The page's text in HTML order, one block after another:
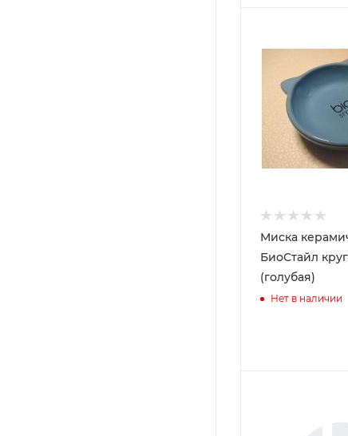
Миска
БиоСтайл
(голубая)
Нет в наличии